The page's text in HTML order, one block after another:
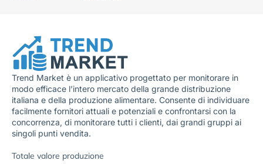
Trend Market è un applicativo progettato per monitorare in
modo efficace l’intero mercato della grande distribuzione
italiana e della produzione alimentare. Consente di individuare
facilmente fornitori attuali e potenziali e confrontarsi con la
concorrenza, di monitorare tutti i clienti, dai grandi gruppi ai
singoli punti vendita.
Totale valore produzione